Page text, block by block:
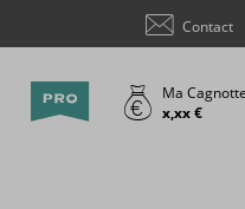
Contact
Ma Cagnotte
x,xx €